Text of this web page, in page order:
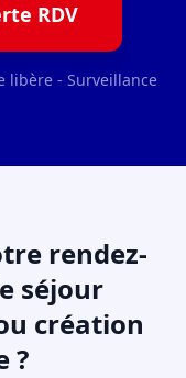
RDV
libère - Surveillance
rendez-
séjour
création
?